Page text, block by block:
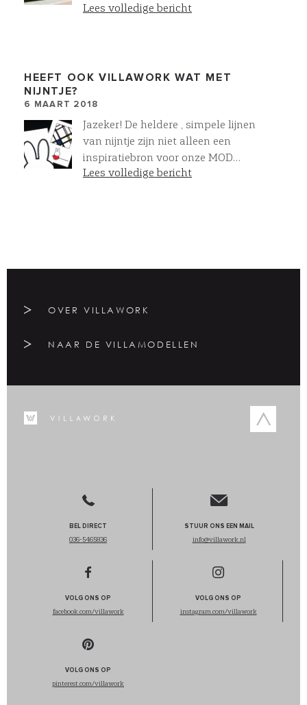
jaren 30 Herenhuis uitstraling. In
Lees volledige bericht
HEEFT OOK VILLAWORK WAT MET
NIJNTJE?
6 MAART 2018
Jazeker! De heldere , simpele lijnen
van nijntje zijn niet alleen een
inspiratiebron voor onze MOD
woningen , maar ook voor de villa’s
resultaat te realiseren moet het
worden uitgevoerd. Dankzij passie
Lees volledige bericht
OVER VILLAWORK
NAAR DE VILLAMODELLEN
BEL DIRECT
036-5465836
STUUR ONS EEN MAIL
info@villawork.nl
VOLG ONS OP
facebook.com/villawork
VOLG ONS OP
instagram.com/villawork
VOLG ONS OP
pinterest.com/villawork